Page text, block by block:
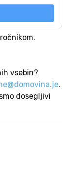
vsebin?
.
dosegljivi